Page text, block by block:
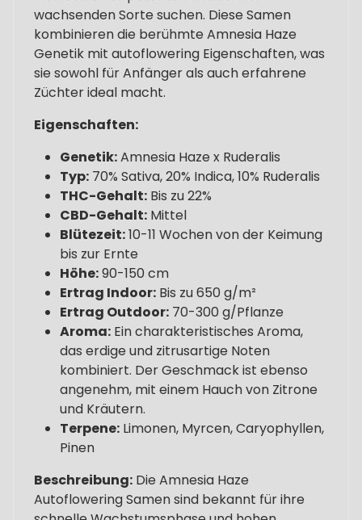
wachsenden Sorte suchen. Diese Samen
kombinieren die berühmte Amnesia Haze
Genetik mit autoflowering Eigenschaften, was
sie sowohl für Anfänger als auch erfahrene
Züchter ideal macht.
Eigenschaften:
Genetik:Amnesia Haze x Ruderalis
Typ: 70% Sativa, 20% Indica, 10% Ruderalis
THC-Gehalt: Bis zu 22%
CBD-Gehalt: Mittel
Blütezeit:10-11 Wochen von der Keimung
bis zur Ernte
Höhe:90-150 cm
Ertrag Indoor: Bis zu 650 g/m²
Ertrag Outdoor: 70-300 g/Pflanze
Aroma: Ein charakteristisches Aroma,
das erdige und zitrusartige Noten
kombiniert. Der Geschmack ist ebenso
angenehm, mit einem Hauch von Zitrone
und Kräutern.
Terpene: Limonen, Myrcen, Caryophyllen,
Pinen
Beschreibung: Die Amnesia Haze
Autoflowering Samen sind bekannt für ihre